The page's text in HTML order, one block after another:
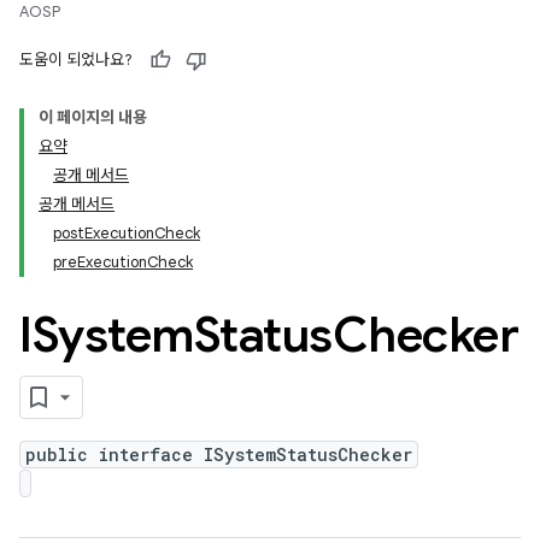
AOSP
도움이 되었나요?
이 페이지의 내용
요약
공개 메서드
공개 메서드
postExecutionCheck
preExecutionCheck
ISystemStatusChecker
public interface ISystemStatusChecker